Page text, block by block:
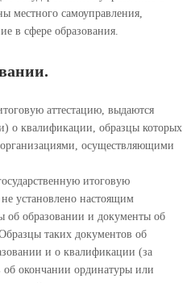
местного самоуправления,
в сфере образования.
аттестацию, выдаются
о квалификации, образцы которых
организациями, осуществляющими
итоговую
установлено настоящим
об образовании и документы об
таких документов об
и о квалификации (за
окончании ординатуры или